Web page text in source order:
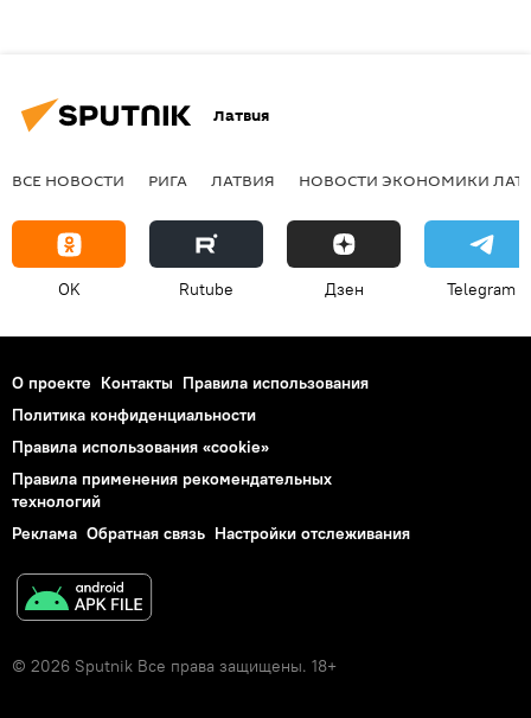
Латвия
ВСЕ НОВОСТИ РИГА ЛАТВИЯ НОВОСТИ ЭКОНОМИКИ
OK Rutube Дзен Telegram
О проекте Контакты Правила использования
Политика конфиденциальности
Правила использования «cookie»
Правила применения рекомендательных
технологий
Реклама Обратная связь Настройки отслеживания
© 2026 Sputnik Все права защищены. 18+